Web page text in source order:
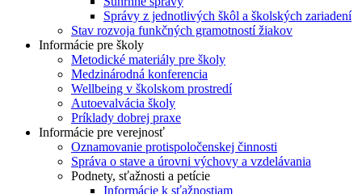
Správy z jednotlivých škôl a školských zariadení
Stav rozvoja funkčných gramotností žiakov
Informácie pre školy
Metodické materiály pre školy
Medzinárodná konferencia
Wellbeing v školskom prostredí
Autoevalvácia školy
Príklady dobrej praxe
Informácie pre verejnosť
Oznamovanie protispoločenskej činnosti
Správa o stave a úrovni výchovy a vzdelávania
Podnety, sťažnosti a petície
Informácie k sťažnostiam